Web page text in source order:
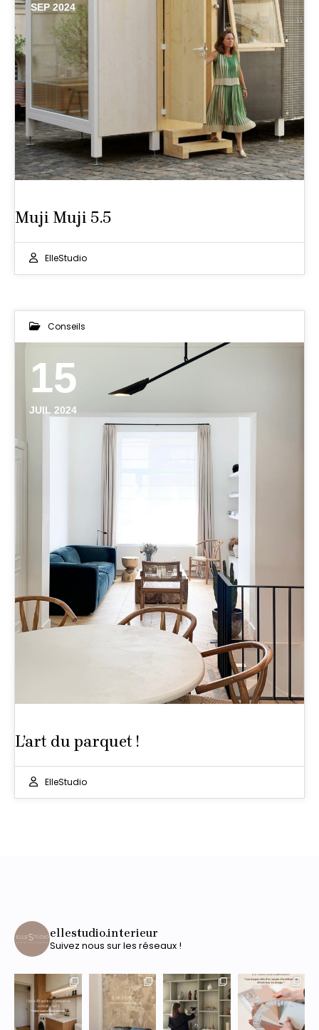
SEP 2024
Muji Muji 5.5
ElleStudio
Conseils
15
JUIL 2024
L’art du parquet !
ElleStudio
ellestudio.interieur
Suivez nous sur les réseaux !